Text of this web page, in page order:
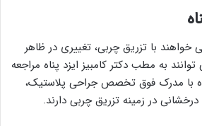
خواهند با تزریق چربی، تغییری در ظاهر
به مطب دکتر کامبیز ایزد پناه مراجعه
با مدرک فوق تخصص جراحی پلاستیک،
در زمینه تزریق چربی دارند.